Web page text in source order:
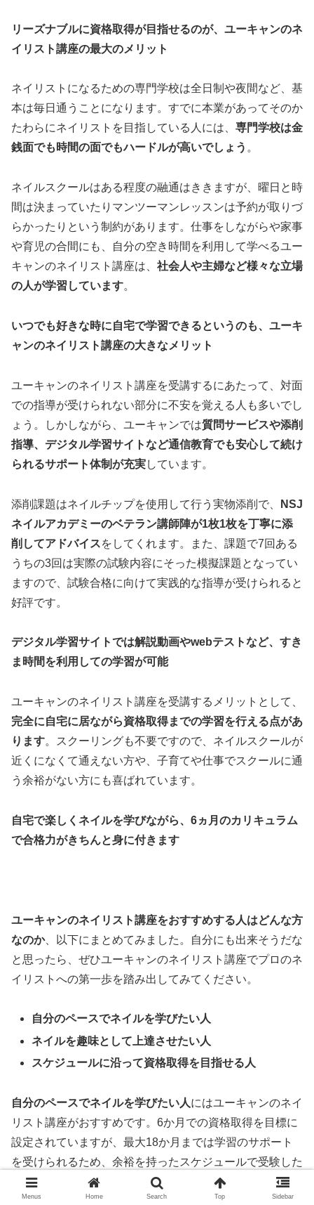
リーズナブルに資格取得が目指せるのが、ユーキャンのネ
イリスト講座の最大のメリット
ネイリストになるための専門学校は全日制や夜間など、基
本は毎日通うことになります。すでに本業があってそのか
たわらにネイリストを目指している人には、 専門学校は金
銭面でも時間の面でもハードルが高いでしょう 。
ネイルスクールはある程度の融通はききますが、曜日と時
間は決まっていたりマンツーマンレッスンは予約が取りづ
らかったりという制約があります。仕事をしながらや家事
や育児の合間にも、自分の空き時間を利用して学べるユー
キャンのネイリスト講座は、 社会人や主婦など様々な立場
の人が学習しています。
いつでも好きな時に自宅で学習できるというのも、ユーキ
ャンのネイリスト講座の大きなメリット
ユーキャンのネイリスト講座を受講するにあたって、対面
での指導が受けられない部分に不安を覚える人も多いでし
ょう。しかしながら、ユーキャンでは質問サービスや添削
指導、デジタル学習サイトなど通信教育でも安心して続け
られるサポート体制が充実しています。
添削課題はネイルチップを使用して行う実物添削で、
NSJ
ネイルアカデミーのベテラン講師陣が1枚1枚を丁寧に添
削してアドバイスをしてくれます。また、課題で7回ある
うちの3回は実際の試験内容にそった模擬課題となってい
ますので、試験合格に向けて実践的な指導が受けられると
好評です。
デジタル学習サイトでは解説動画やwebテストなど、すき
ま時間を利用しての学習が可能
ユーキャンのネイリスト講座を受講するメリットとして、
完全に自宅に居ながら資格取得までの学習を行える点があ
ります。スクーリングも不要ですので、ネイルスクールが
近くになくて通えない方や、子育てや仕事でスクールに通
う余裕がない方にも喜ばれています。
自宅で楽しくネイルを学びながら、6ヵ月のカリキュラム
で合格力がきちんと身に付きます
ユーキャンのネイリスト講座をおすすめする人はどんな方
なのか、以下にまとめてみました。自分にも出来そうだな
と思ったら、ぜひユーキャンのネイリスト講座でプロのネ
イリストへの第一歩を踏み出してみてください。
自分のペースでネイルを学びたい人
ネイルを趣味として上達させたい人
スケジュールに沿って資格取得を目指せる人
自分のペースでネイルを学びたい人にはユーキャンのネイ
リスト講座がおすすめです。6か月での資格取得を目標に
設定されていますが、最大18か月までは学習のサポート
を受けられるため、余裕を持ったスケジュールで受験した
い方にもおすすめできます。
Menus Home Search Top Sidebar